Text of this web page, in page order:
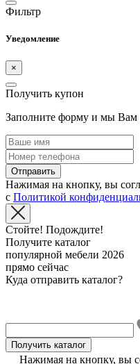
Фильтр
Уведомление
×
Получить купон
Заполните форму и мы Вам
Отправить
Нажимая на кнопку, вы
с Политикой
Стойте! Подождите!
Получите каталог
популярной мебели 2026
прямо сейчас
Куда отправить каталог?
Получить каталог
Нажимая на кнопку, вы